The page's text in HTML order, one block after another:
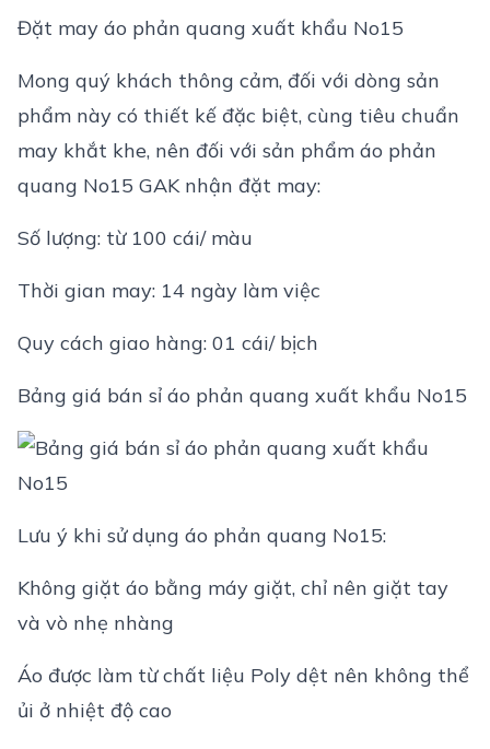
Đặt may áo phản quang xuất khẩu No15
Mong quý khách thông cảm, đối với dòng sản
phẩm này có thiết kế đặc biệt, cùng tiêu chuẩn
may khắt khe, nên đối với sản phẩm áo phản
quang No15 GAK nhận đặt may:
Số lượng: từ 100 cái/ màu
Thời gian may: 14 ngày làm việc
Quy cách giao hàng: 01 cái/ bịch
Bảng giá bán sỉ áo phản quang xuất khẩu No15
Lưu ý khi sử dụng áo phản quang No15:
Không giặt áo bằng máy giặt, chỉ nên giặt tay
và vò nhẹ nhàng
Áo được làm từ chất liệu Poly dệt nên không thể
ủi ở nhiệt độ cao